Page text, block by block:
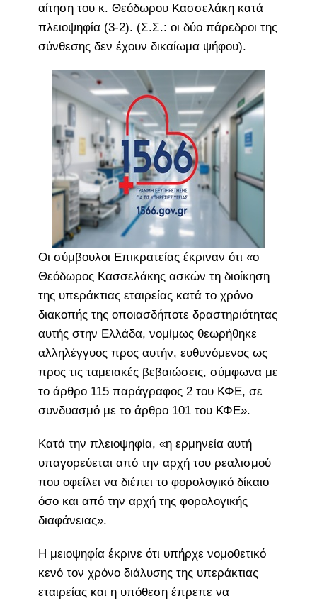
αίτηση του κ. Θεόδωρου Κασσελάκη κατά
πλειοψηφία (3-2). (Σ.Σ.: οι δύο πάρεδροι της
σύνθεσης δεν έχουν δικαίωμα ψήφου).
Οι σύμβουλοι Επικρατείας έκριναν ότι «ο
Θεόδωρος Κασσελάκης ασκών τη διοίκηση
της υπεράκτιας εταιρείας κατά το χρόνο
διακοπής της οποιασδήποτε δραστηριότητας
αυτής στην Ελλάδα, νομίμως θεωρήθηκε
αλληλέγγυος προς αυτήν, ευθυνόμενος ως
προς τις ταμειακές βεβαιώσεις, σύμφωνα με
το άρθρο 115 παράγραφος 2 του ΚΦΕ, σε
συνδυασμό με το άρθρο 101 του ΚΦΕ».
Κατά την πλειοψηφία, «η ερμηνεία αυτή
υπαγορεύεται από την αρχή του ρεαλισμού
που οφείλει να διέπει το φορολογικό δίκαιο
όσο και από την αρχή της φορολογικής
διαφάνειας».
Η μειοψηφία έκρινε ότι υπήρχε νομοθετικό
κενό τον χρόνο διάλυσης της υπεράκτιας
εταιρείας και η υπόθεση έπρεπε να